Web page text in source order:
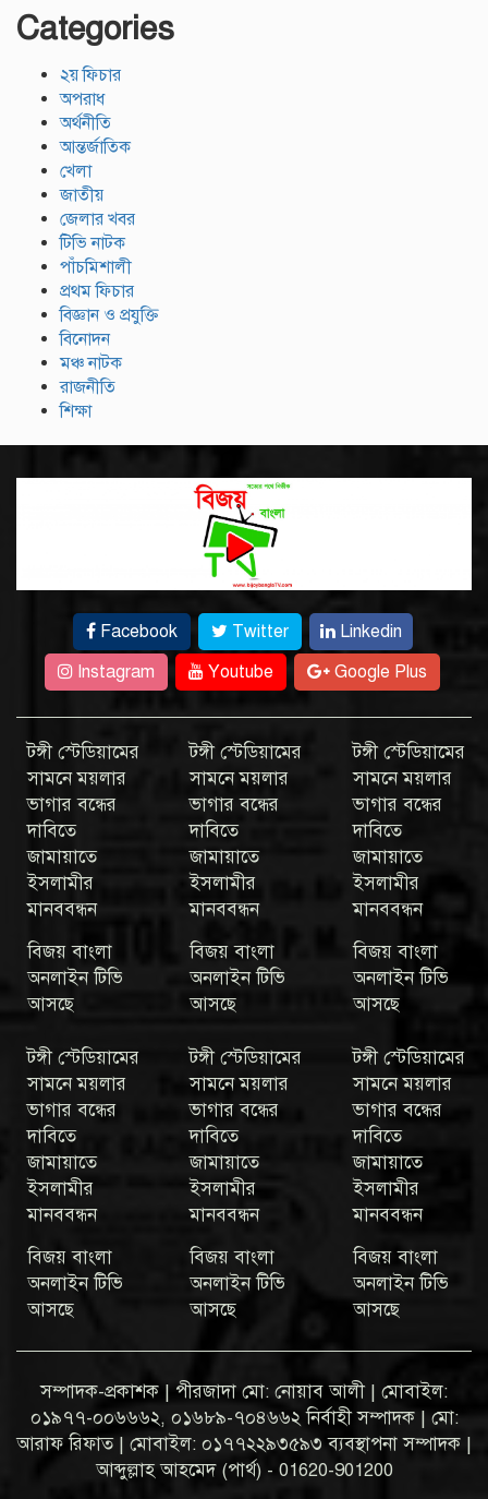
Categories
২য় ফিচার
অপরাধ
অর্থনীতি
আন্তর্জাতিক
খেলা
জাতীয়
জেলার খবর
টিভি নাটক
পাঁচমিশালী
প্রথম ফিচার
বিজ্ঞান ও প্রযুক্তি
বিনোদন
মঞ্চ নাটক
রাজনীতি
শিক্ষা
Facebook Twitter
Linkedin
Instagram
Youtube Google Plus
টঙ্গী স্টেডিয়ামের
সামনে ময়লার
ভাগার বন্ধের
দাবিতে
জামায়াতে
ইসলামীর
মানববন্ধন
বিজয় বাংলা
অনলাইন টিভি
আসছে
টঙ্গী স্টেডিয়ামের
সামনে ময়লার
ভাগার বন্ধের
দাবিতে
জামায়াতে
ইসলামীর
মানববন্ধন
বিজয় বাংলা
অনলাইন টিভি
আসছে
টঙ্গী স্টেডিয়ামের
সামনে ময়লার
ভাগার বন্ধের
দাবিতে
জামায়াতে
ইসলামীর
মানববন্ধন
বিজয় বাংলা
অনলাইন টিভি
আসছে
টঙ্গী স্টেডিয়ামের
সামনে ময়লার
ভাগার বন্ধের
দাবিতে
জামায়াতে
ইসলামীর
মানববন্ধন
বিজয় বাংলা
অনলাইন টিভি
আসছে
টঙ্গী স্টেডিয়ামের
সামনে ময়লার
ভাগার বন্ধের
দাবিতে
জামায়াতে
ইসলামীর
মানববন্ধন
বিজয় বাংলা
অনলাইন টিভি
আসছে
টঙ্গী স্টেডিয়ামের
সামনে ময়লার
ভাগার বন্ধের
দাবিতে
জামায়াতে
ইসলামীর
মানববন্ধন
বিজয় বাংলা
অনলাইন টিভি
আসছে
সম্পাদক-প্রকাশক | পীরজাদা মো: নোয়াব আলী | মোবাইল:
০১৯৭৭-০০৬৬৬২, ০১৬৮৯-৭০৪৬৬২ নির্বাহী সম্পাদক | মো:
আরাফ রিফাত | মোবাইল: ০১৭৭২২৯৩৫৯৩ ব্যবস্থাপনা সম্পাদক |
আব্দুল্লাহ আহমেদ (পার্থ) - 01620-901200